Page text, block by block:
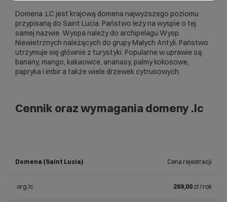
Domena .LC jest krajową domena najwyższego poziomu
przypisaną do Saint Lucia. Państwo leży na wyspie o tej
samej nazwie. Wyspa należy do archipelagu Wysp
Niewietrznych należących do grupy Małych Antyli. Państwo
utrzymuje się głównie z turystyki. Popularne w uprawie są:
banany, mango, kakaowce, ananasy, palmy kokosowe,
papryka i imbir a także wiele drzewek cytrusowych.
Cennik oraz wymagania domeny .lc
Domena (Saint Lucia) Cena rejestracji
.org.lc 269,00 zł / rok